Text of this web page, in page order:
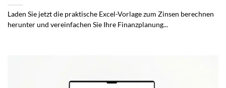
Laden Sie jetzt die praktische Excel-Vorlage zum Zinsen berechnen
herunter und vereinfachen Sie Ihre Finanzplanung...